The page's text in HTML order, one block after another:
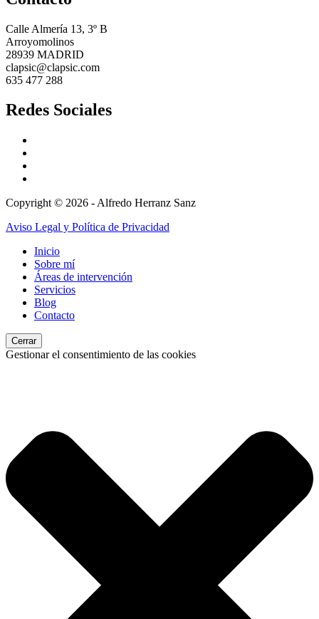
Calle Almería 13, 3º B
Arroyomolinos
28939 MADRID
clapsic@clapsic.com
635 477 288
Redes Sociales
Copyright © 2026 - Alfredo Herranz Sanz
Aviso Legal y Política de Privacidad
Inicio
Sobre mí
Áreas de intervención
Servicios
Blog
Contacto
Cerrar
Gestionar el consentimiento de las cookies